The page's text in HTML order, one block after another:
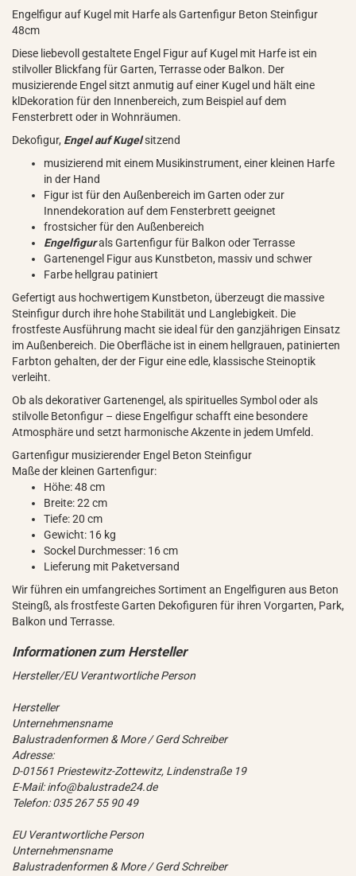
Engelfigur auf Kugel mit Harfe als Gartenfigur Beton Steinfigur
48cm
Diese liebevoll gestaltete Engel Figur auf Kugel mit Harfe ist ein
stilvoller Blickfang für Garten, Terrasse oder Balkon. Der
musizierende Engel sitzt anmutig auf einer Kugel und hält eine
klDekoration für den Innenbereich, zum Beispiel auf dem
Fensterbrett oder in Wohnräumen.
Dekofigur, Engel auf Kugelsitzend
musizierend mit einem Musikinstrument, einer kleinen Harfe
in der Hand
Figur ist für den Außenbereich im Garten oder zur
Innendekoration auf dem Fensterbrett geeignet
frostsicher für den Außenbereich
Engelfigurals Gartenfigur für Balkon oder Terrasse
Gartenengel Figur aus Kunstbeton, massiv und schwer
Farbe hellgrau patiniert
Gefertigt aus hochwertigem Kunstbeton, überzeugt die massive
Steinfigur durch ihre hohe Stabilität und Langlebigkeit. Die
frostfeste Ausführung macht sie ideal für den ganzjährigen Einsatz
im Außenbereich. Die Oberfläche ist in einem hellgrauen, patinierten
Farbton gehalten, der der Figur eine edle, klassische Steinoptik
verleiht.
Ob als dekorativer Gartenengel, als spirituelles Symbol oder als
stilvolle Betonfigur – diese Engelfigur schafft eine besondere
Atmosphäre und setzt harmonische Akzente in jedem Umfeld.
Gartenfigur musizierender Engel Beton Steinfigur
Maße der kleinen Gartenfigur:
Höhe: 48 cm
Breite: 22 cm
Tiefe: 20 cm
Gewicht: 16 kg
Sockel Durchmesser: 16 cm
Lieferung mit Paketversand
Wir führen ein umfangreiches Sortiment an Engelfiguren aus Beton
Steingß, als frostfeste Garten Dekofiguren für ihren Vorgarten, Park,
Balkon und Terrasse.
Hersteller/EU Verantwortliche Person
Hersteller
Unternehmensname
Balustradenformen & More / Gerd Schreiber
Adresse:
D-01561 Priestewitz-Zottewitz, Lindenstraße 19
E-Mail: info@balustrade24.de
Telefon: 035 267 55 90 49
EU Verantwortliche Person
Unternehmensname
Balustradenformen & More / Gerd Schreiber